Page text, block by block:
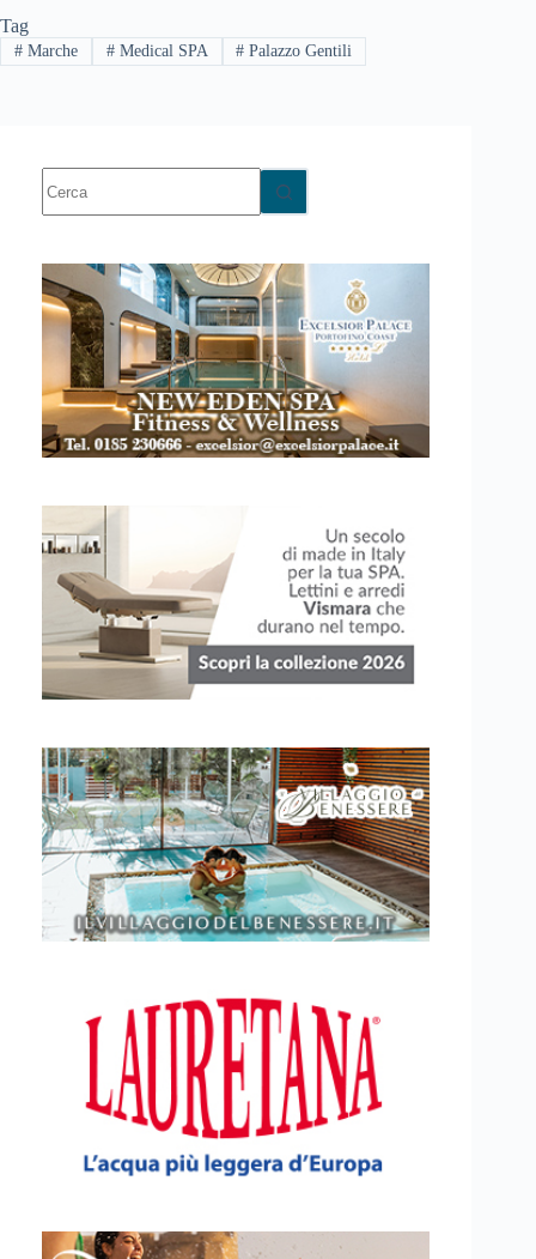
Tag
#Marche #Medical SPA # Palazzo Gentili
risultato